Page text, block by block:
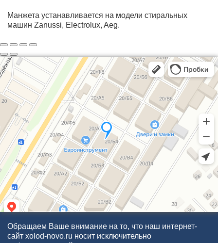
Манжета устанавливается на модели стиральных
машин Zanussi, Electrolux, Aeg.
Обращаем Ваше внимание на то, что наш интернет-
сайт xolod-novo.ru носит исключительно